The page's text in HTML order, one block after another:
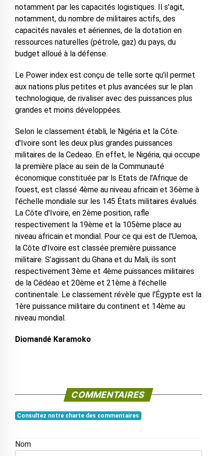
notamment par les capacités logistiques. Il s'agit,
notamment, du nombre de militaires actifs, des
capacités navales et aériennes, de la dotation en
ressources naturelles (pétrole, gaz) du pays, du
budget alloué à la défense.
Le Power index est conçu de telle sorte qu'il permet
aux nations plus petites et plus avancées sur le plan
technologique, de rivaliser avec des puissances plus
grandes et moins développées.
Selon le classement établi, le Nigéria et la Côte
d'Ivoire sont les deux plus grandes puissances
militaires de la Cedeao. En effet, le Nigéria, qui occupe
la première place au sein de la Communauté
économique constituée par ls Etats de l’Afrique de
l’ouest, est classé 4ème au niveau africain et 36ème à
l'échelle mondiale sur les 145 États militaires évalués.
La Côte d'Ivoire, en 2ème position, rafle
respectivement la 19ème et la 105ème place au
niveau africain et mondial. Pour ce qui est de l'Uemoa,
la Côte d'Ivoire est classée première puissance
militaire. S’agissant du Ghana et du Mali, ils sont
respectivement 3ème et 4ème puissances militaires
de la Cédéao et 20ème et 21ème à l'échelle
continentale. Le classement révèle que l'Égypte est la
1ère puissance militaire du continent et 14ème au
niveau mondial.
Diomandé Karamoko
COMMENTAIRES
Consultez notre charte des commentaires
Nom